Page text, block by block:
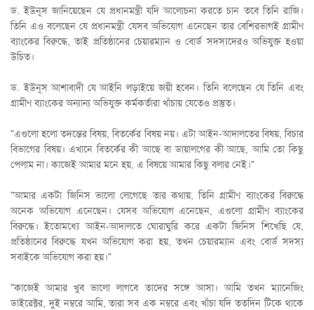
ড. ইউনূস জানিয়েছেন যে প্রধানমন্ত্রী যদি আলোচনা করতে চান তবে তিনি রাজি।
তিনি এও বলেছেন যে প্রধানমন্ত্রী যেসব অভিযোগ এনেছেন তার বেশিরভাগই গ্রামীণ
ব্যাংকের বিরুদ্ধে, তাই প্রতিষ্ঠানের চেয়ারম্যান ও বোর্ড সদস্যদেরও অভিযুক্ত হওয়া
উচিত।
ড. ইউনূস আশাবাদী যে আইনি লড়াইয়ে জয়ী হবেন। তিনি বলেছেন যে তিনি এবং
গ্রামীণ ব্যাংকের অন্যান্য অভিযুক্ত কর্মকর্তারা খাঁচায় যেতেও প্রস্তুত।
"এগুলো হলো তদন্তের বিষয়, বিতর্কের বিষয় নয়। এটা আইন-আদালতের বিষয়, বিচার
বিভাগের বিষয়। এখানে বিতর্কের কী আছে বা ডায়ালগের কী আছে, আমি তো কিছু
পেলাম না। কাজেই আমার মনে হয়, এ বিষয়ে আমার কিছু বলার নেই।"
"আমার একটা জিনিস ভালো লেগেছে তার কথায়, তিনি গ্রামীণ ব্যাংকের বিরুদ্ধে
অনেক অভিযোগ এনেছেন। যেসব অভিযোগ এনেছেন, এগুলো গ্রামীণ ব্যাংকের
বিরুদ্ধে। ইতোমধ্যে আইন-আদালতে ঘোরাঘুরি করে একটা জিনিস শিখেছি যে,
প্রতিষ্ঠানের বিরুদ্ধে যখন অভিযোগ করা হয়, তখন চেয়ারম্যান এবং বোর্ড সদস্য
সবাইকে অভিযোগ করা হয়।"
"কাজেই আমার খুব ভালো লাগবে তাদের সঙ্গে আসা। আমি তখন ম্যানেজিং
ডাইরেক্টর, দুই নম্বরে আমি, তারা সব এক নম্বরে এবং খাঁচা যদি ততদিন টিকে থাকে